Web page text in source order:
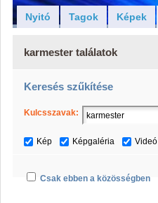
Nyitó Tagok Képek
karmester találatok
Keresés szűkítése
Kulcsszavak:
Kép Képgaléria Videó
Csak ebben a közösségben